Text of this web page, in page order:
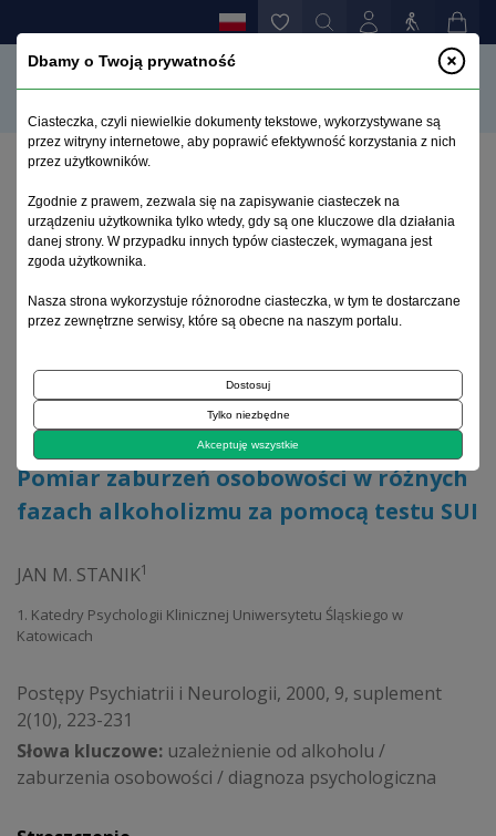
Pomiar zaburzeń osobowości w różnych fazach
alkoholizmu za pomocą testu SUI
Archiwum 1992–2014
2000, tom 9, suplement 2
Na okładce
Pomiar zaburzeń osobowości w różnych
fazach alkoholizmu za pomocą testu SUI
JAN M. STANIK1
1. Katedry Psychologii Klinicznej Uniwersytetu Śląskiego w
Katowicach
Postępy Psychiatrii i Neurologii, 2000, 9, suplement
2(10), 223-231
Słowa kluczowe: uzależnienie od alkoholu /
zaburzenia osobowości / diagnoza psychologiczna
Dbamy o Twoją prywatność
Ciasteczka, czyli niewielkie dokumenty tekstowe, wykorzystywane są
przez witryny internetowe, aby poprawić efektywność korzystania z nich
przez użytkowników.
Zgodnie z prawem, zezwala się na zapisywanie ciasteczek na
urządzeniu użytkownika tylko wtedy, gdy są one kluczowe dla działania
danej strony. W przypadku innych typów ciasteczek, wymagana jest
zgoda użytkownika.
Nasza strona wykorzystuje różnorodne ciasteczka, w tym te dostarczane
przez zewnętrzne serwisy, które są obecne na naszym portalu.
Dostosuj
Tylko niezbędne
Akceptuję wszystkie